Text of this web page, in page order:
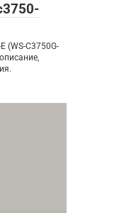
(WS-C3750G-